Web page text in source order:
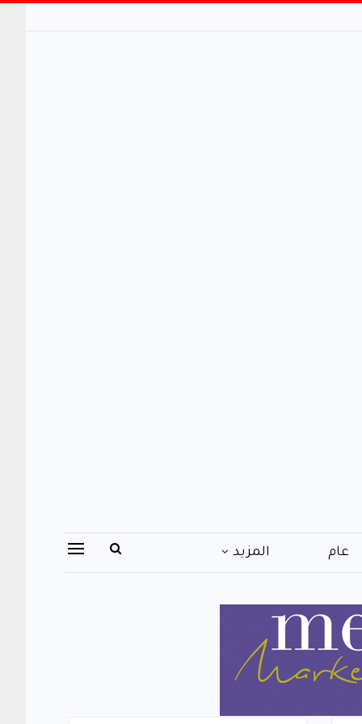
عام المزيد